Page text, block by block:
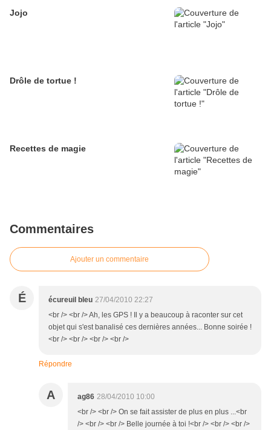
Jojo
Drôle de tortue !
Recettes de magie
Commentaires
Ajouter un commentaire
É écureuil bleu 27/04/2010 22:27
<br /> <br /> Ah, les GPS ! Il y a beaucoup à raconter sur cet
objet qui s'est banalisé ces dernières années... Bonne soirée !
<br /> <br /> <br /> <br />
Répondre
A ag86 28/04/2010 10:00
<br /> <br /> On se fait assister de plus en plus ...<br
/> <br /> <br /> Belle journée à toi !<br /> <br /> <br />